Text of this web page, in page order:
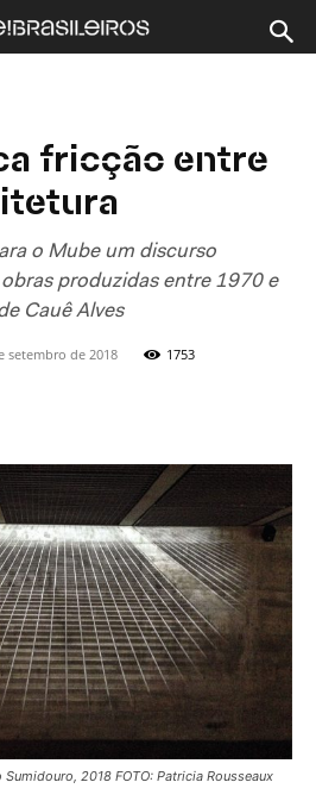
fricção entre
o Mube um discurso
produzidas entre 1970 e
Cauê Alves
setembro de 2018 1753
2018 FOTO: Patricia Rousseaux